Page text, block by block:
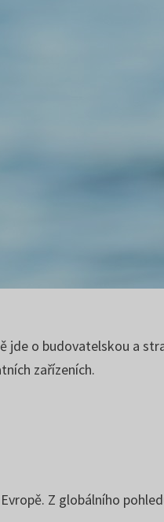
jde o budovatelskou a
zařízeních.
Z globálního